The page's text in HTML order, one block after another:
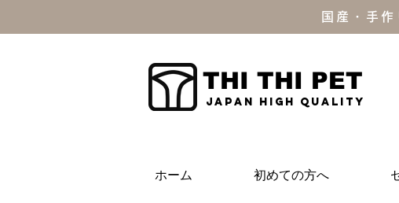
国産・手
THI THI PET
JAPAN high quality
ホーム 初めての方へ